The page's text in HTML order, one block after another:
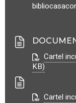
Cartel
KB)
Cartel